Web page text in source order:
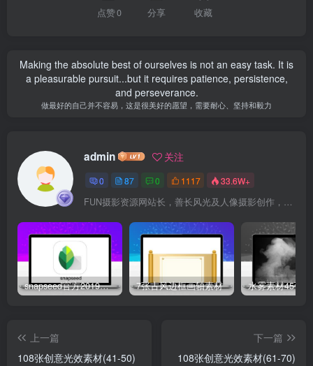
点赞0 分享 收藏
Making the absolute best of ourselves is not an easy task. It is
a pleasurable pursuit...but it requires patience, persistence,
and perseverance.
做最好的自己并不容易，这是很美好的愿望，需要耐心、坚持和毅力
admin 关注
0 87 0 1117 33.6W+
FUN摄影资源网站长，善长风光及人像摄影创作，资深摄影培训班开课经验，港深珠奥摄影联盟会员，头条与百家号摄影领域优质专栏创作者。5年线下摄影培训班实战授课经验。
snapseed官方2019新版下载地址 7张古风边框画轴素材
上一篇
108张创意光效素材(41-50)
下一篇
108张创意光效素材(61-70)